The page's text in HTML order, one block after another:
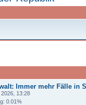
Immer mehr Fälle in
13:28
0.01%